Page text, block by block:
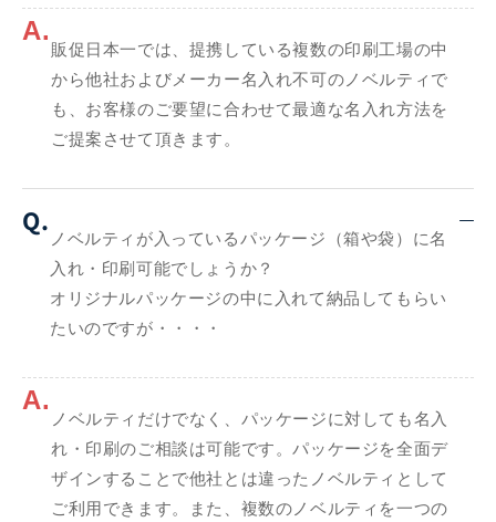
A.
販促日本一では、提携している複数の印刷工場の中
から他社およびメーカー名入れ不可のノベルティで
も、お客様のご要望に合わせて最適な名入れ方法を
ご提案させて頂きます。
Q.
ノベルティが入っているパッケージ（箱や袋）に名
入れ・印刷可能でしょうか？
オリジナルパッケージの中に入れて納品してもらい
たいのですが・・・・
A.
ノベルティだけでなく、パッケージに対しても名入
れ・印刷のご相談は可能です。パッケージを全面デ
ザインすることで他社とは違ったノベルティとして
ご利用できます。また、複数のノベルティを一つの